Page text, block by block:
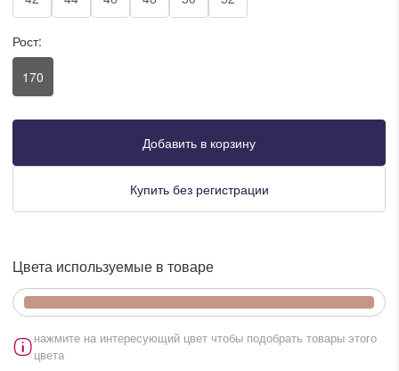
в WhatsApp
в Viber
колл-центра:
- 19:00
- 15:00
Рост:
170
Добавить в корзину
Купить без регистрации
Цвета используемые в товаре
нажмите на интересующий цвет чтобы подобрать товары этого
цвета